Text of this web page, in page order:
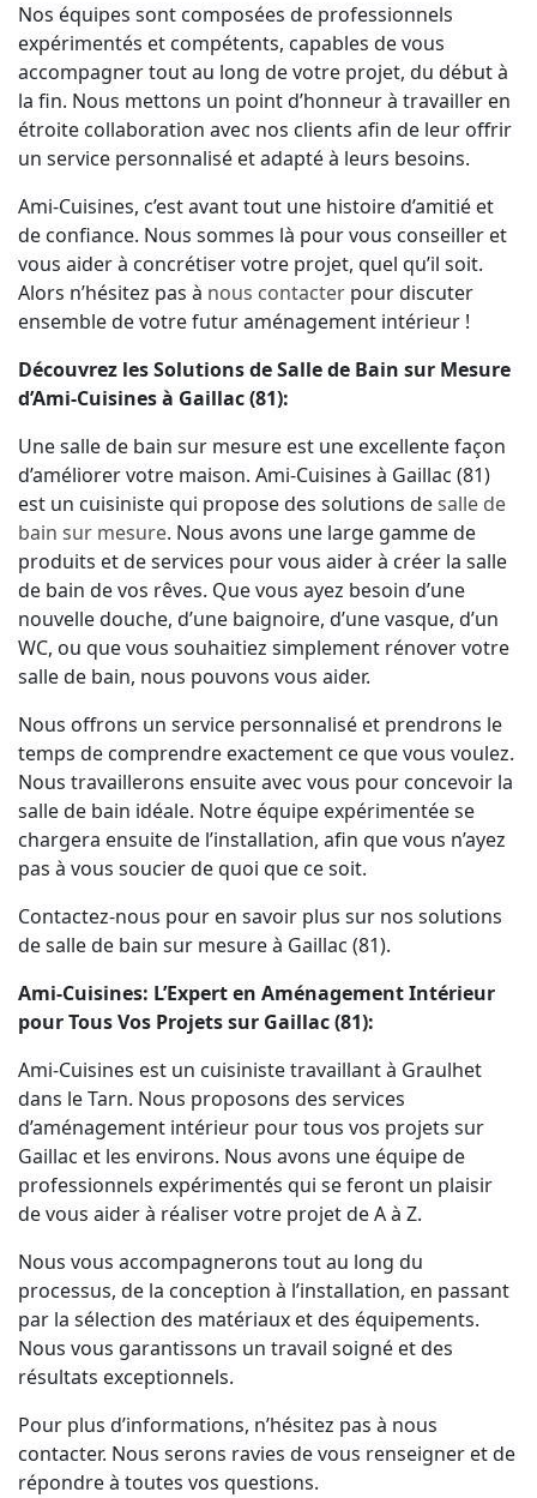
Nos équipes sont composées de professionnels
expérimentés et compétents, capables de vous
accompagner tout au long de votre projet, du début à
la fin. Nous mettons un point d’honneur à travailler en
étroite collaboration avec nos clients afin de leur offrir
un service personnalisé et adapté à leurs besoins.
Ami-Cuisines, c’est avant tout une histoire d’amitié et
de confiance. Nous sommes là pour vous conseiller et
vous aider à concrétiser votre projet, quel qu’il soit.
Alors n’hésitez pas à nous contacter pour discuter
ensemble de votre futur aménagement intérieur !
Découvrez les Solutions de Salle de Bain sur Mesure
d’Ami-Cuisines à Gaillac (81):
Une salle de bain sur mesure est une excellente façon
d’améliorer votre maison. Ami-Cuisines à Gaillac (81)
est un cuisiniste qui propose des solutions desalle de
bain sur mesure. Nous avons une large gamme de
produits et de services pour vous aider à créer la salle
de bain de vos rêves. Que vous ayez besoin d’une
nouvelle douche, d’une baignoire, d’une vasque, d’un
WC, ou que vous souhaitiez simplement rénover votre
salle de bain, nous pouvons vous aider.
Nous offrons un service personnalisé et prendrons le
temps de comprendre exactement ce que vous voulez.
Nous travaillerons ensuite avec vous pour concevoir la
salle de bain idéale. Notre équipe expérimentée se
chargera ensuite de l’installation, afin que vous n’ayez
pas à vous soucier de quoi que ce soit.
Contactez-nous pour en savoir plus sur nos solutions
de salle de bain sur mesure à Gaillac (81).
Ami-Cuisines: L’Expert en Aménagement Intérieur
pour Tous Vos Projets sur Gaillac (81):
Ami-Cuisines est un cuisiniste travaillant à Graulhet
dans le Tarn. Nous proposons des services
d’aménagement intérieur pour tous vos projets sur
Gaillac et les environs. Nous avons une équipe de
professionnels expérimentés qui se feront un plaisir
de vous aider à réaliser votre projet de A à Z.
Nous vous accompagnerons tout au long du
processus, de la conception à l’installation, en passant
par la sélection des matériaux et des équipements.
Nous vous garantissons un travail soigné et des
résultats exceptionnels.
Pour plus d’informations, n’hésitez pas à nous
contacter. Nous serons ravies de vous renseigner et de
répondre à toutes vos questions.